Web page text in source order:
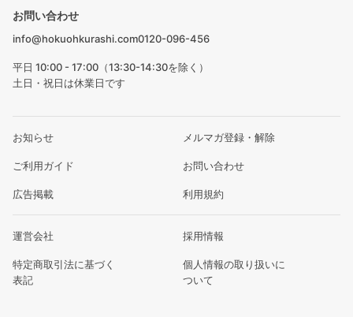
お問い合わせ
info@hokuohkurashi.com0120-096-456
平日 10:00 - 17:00（13:30-14:30を除く）
土日・祝日は休業日です
お知らせ メルマガ登録・解除
ご利用ガイド お問い合わせ
広告掲載 利用規約
運営会社 採用情報
特定商取引法に基づく
表記
個人情報の取り扱いに
ついて